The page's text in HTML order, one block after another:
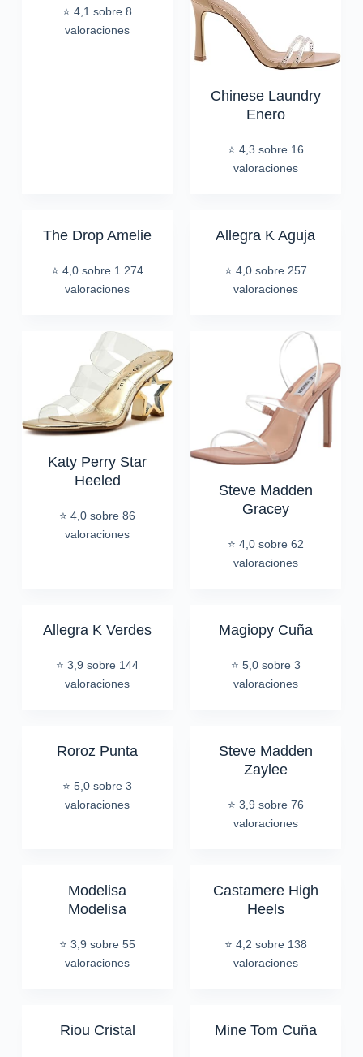
⭐ 4,1 sobre 8
valoraciones
Chinese Laundry
Enero
⭐ 4,3 sobre 16
valoraciones
The Drop Amelie
⭐ 4,0 sobre 1.274
valoraciones
Allegra K Aguja
⭐ 4,0 sobre 257
valoraciones
Katy Perry Star
Heeled
⭐ 4,0 sobre 86
valoraciones
Steve Madden
Gracey
⭐ 4,0 sobre 62
valoraciones
Allegra K Verdes
⭐ 3,9 sobre 144
valoraciones
Magiopy Cuña
⭐ 5,0 sobre 3
valoraciones
Roroz Punta
⭐ 5,0 sobre 3
valoraciones
Steve Madden
Zaylee
⭐ 3,9 sobre 76
valoraciones
Modelisa
Modelisa
⭐ 3,9 sobre 55
valoraciones
Castamere High
Heels
⭐ 4,2 sobre 138
valoraciones
Riou Cristal Mine Tom Cuña